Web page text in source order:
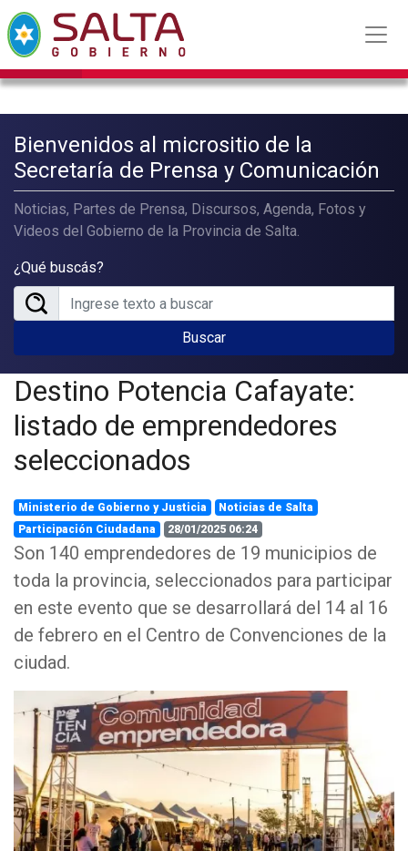
Bienvenidos al micrositio de la
Secretaría de Prensa y Comunicación
Noticias, Partes de Prensa, Discursos, Agenda, Fotos y
Videos del Gobierno de la Provincia de Salta.
¿Qué buscás?
Buscar
Destino Potencia Cafayate:
listado de emprendedores
seleccionados
Ministerio de Gobierno y Justicia
Noticias de Salta
Participación Ciudadana
28/01/2025 06:24
Son 140 emprendedores de 19 municipios de
toda la provincia, seleccionados para participar
en este evento que se desarrollará del 14 al 16
de febrero en el Centro de Convenciones de la
ciudad.